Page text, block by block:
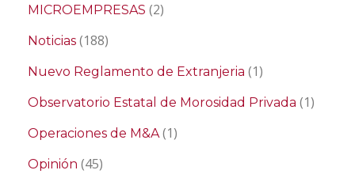
MICROEMPRESAS (2)
Noticias (188)
Nuevo Reglamento de Extranjeria (1)
Observatorio Estatal de Morosidad Privada (1)
Operaciones de M&A(1)
Opinión (45)